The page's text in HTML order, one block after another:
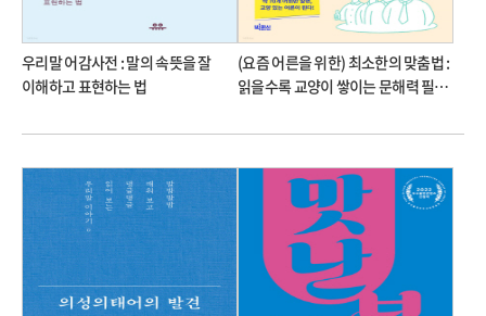
우리말 어감사전 : 말의 속뜻을 잘
이해하고 표현하는 법
(요즘 어른을 위한) 최소한의 맞춤법 :
읽을수록 교양이 쌓이는 문해력 필수